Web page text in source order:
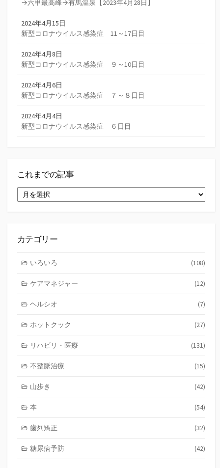
→六甲最高峰→有馬温泉【2023年4月28日】
2024年4月15日
新型コロナウイルス感染症 11～17日目
2024年4月8日
新型コロナウイルス感染症 ９～10日目
2024年4月6日
新型コロナウイルス感染症 ７～８日目
2024年4月4日
新型コロナウイルス感染症 ６日目
これまでの記事
れ
記
カテゴリー
いろいろ (108)
ケアマネジャー (12)
ヘルシオ (7)
ホットクック (27)
リハビリ・医療 (131)
不整脈治療 (15)
山歩き (42)
本 (54)
歯列矯正 (32)
糖尿病予防 (42)